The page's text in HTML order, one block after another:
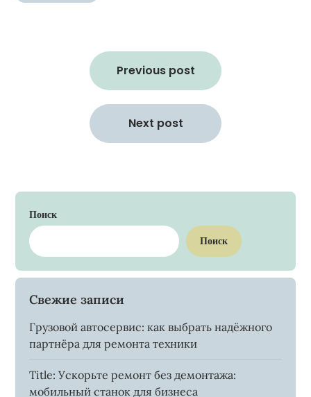
Previous post
Next post
Поиск
Поиск
Свежие записи
Грузовой автосервис: как выбрать надёжного
партнёра для ремонта техники
Title: Ускорьте ремонт без демонтажа:
мобильный станок для бизнеса